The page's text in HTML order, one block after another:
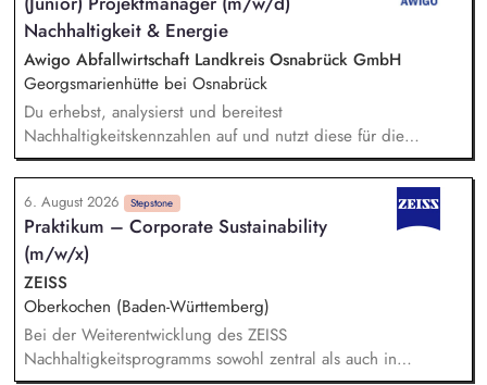
Ausbau und Weiterentwicklung des Integriertem
Managementsystems sowie Planung und Durchführung
interner Audits. Analyse von Arbeitsunfällen, Beinahe- und
Umweltereignissen sowie Ableitung von
Präventionsmaßnahmen. Förderung von Umwelt- und
Nachhaltigkeitsinitiativen zur Reduzierung von Emissionen,
Abfällen und Ressourcenverbrauch.
Nachhaltigkeit & Energie
Awigo Abfallwirtschaft Landkreis Osnabrück GmbH
Georgsmarienhütte bei Osnabrück
Du erhebst, analysierst und bereitest
Nachhaltigkeitskennzahlen auf und nutzt diese für die
Erstellung sowie kontinuierliche Weiterentwicklung unseres
Nachhaltigkeitsberichts nach anerkannten Berichtsstandards
(z. B. VSME). Bei der Berechnung und Weiterentwicklung
unseres Corporate Carbon Footprints (CCF) unterstützt du
und leitest gemeinsam mit dem Team Maßnahmen zur
Emissionsreduzierung ab. Du entwickelst ökologische
Nachhaltigkeitskennzahlen, Klimaziele und Maßnahmen mit
und unterstützt deren Umsetzung sowie Erfolgskontrolle.
Darüber hinaus unterstützt du das Projektmanagement bei
unseren Projekten im Bereich Windenergie, Photovoltaik,
6. August 2026 Stepstone
Praktikum – Corporate Sustainability
(m/w/x)
ZEISS
Oberkochen (Baden-Württemberg)
Bei der Weiterentwicklung des ZEISS
Nachhaltigkeitsprogramms sowohl zentral als auch in